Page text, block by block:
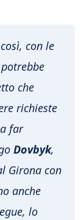
con le
che
richieste
far
Dovbyk,
Girona con
anche
lo